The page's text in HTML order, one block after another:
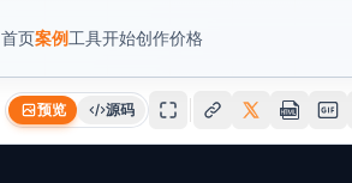
首页案例工具开始创作价格
预览 源码